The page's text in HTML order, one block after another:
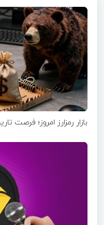
بازار رمزارز امروز؛ فرصت